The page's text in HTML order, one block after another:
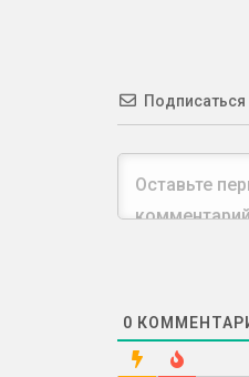
Подписаться
0